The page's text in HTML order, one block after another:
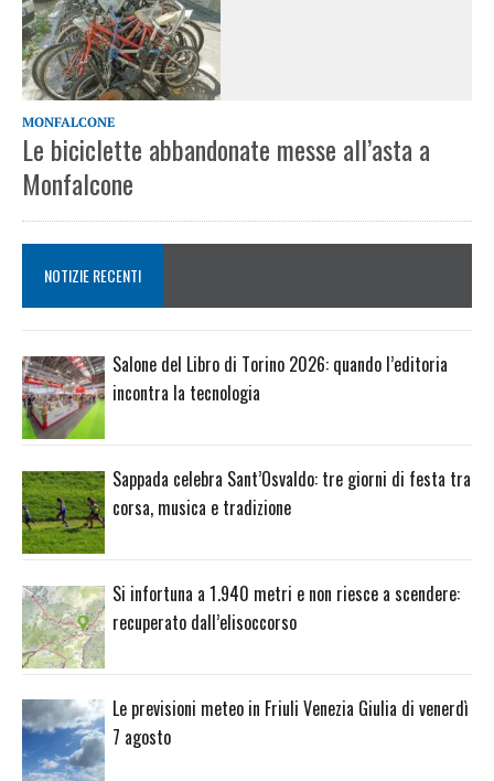
MONFALCONE
Le biciclette abbandonate messe all’asta a
Monfalcone
NOTIZIE RECENTI
Salone del Libro di Torino 2026: quando l’editoria
incontra la tecnologia
Sappada celebra Sant’Osvaldo: tre giorni di festa tra
corsa, musica e tradizione
Si infortuna a 1.940 metri e non riesce a scendere:
recuperato dall’elisoccorso
Le previsioni meteo in Friuli Venezia Giulia di venerdì
7 agosto